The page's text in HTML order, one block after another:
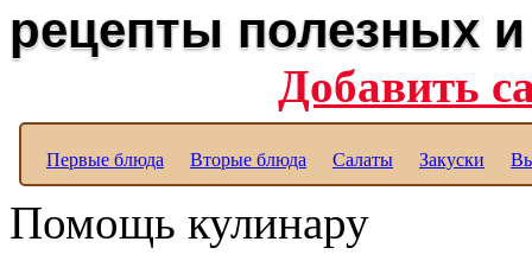
рецепты полезных
Добавить
Первые блюда Вторые блюда Салаты Закуски
Помощь кулинару